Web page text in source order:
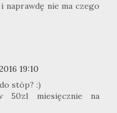
i naprawdę nie ma czego
19:10
stóp? :)
50zl miesięcznie na